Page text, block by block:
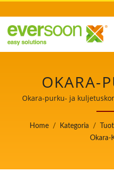
OKARA-
Okara-purku- ja
soijamaitoa
ensisijainen tavoite
Home / Kategoria /
Okara-